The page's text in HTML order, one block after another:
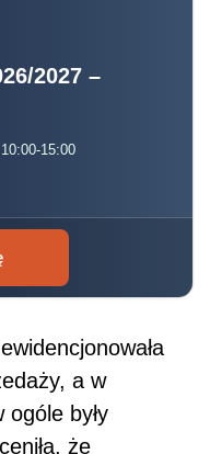
2027 –
15:00
a w
były
że